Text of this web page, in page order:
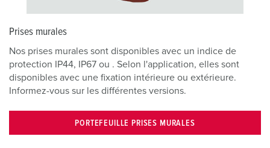
Prises murales
Nos prises murales sont disponibles avec un indice de
protection IP44, IP67 ou . Selon l'application, elles sont
disponibles avec une fixation intérieure ou extérieure.
Informez-vous sur les différentes versions.
PORTEFEUILLE PRISES MURALES